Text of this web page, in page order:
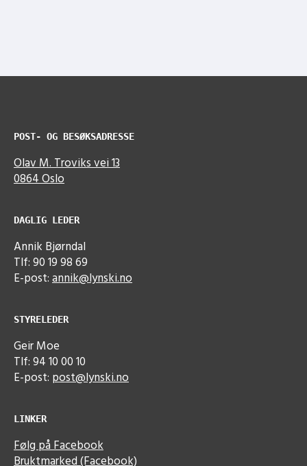
POST- OG BESØKSADRESSE
Olav M. Troviks vei 13
0864 Oslo
DAGLIG LEDER
Annik Bjørndal
Tlf: 90 19 98 69
E-post:annik@lynski.no
STYRELEDER
Geir Moe
Tlf: 94 10 00 10
E-post: post@lynski.no
LINKER
Følg på Facebook
Bruktmarked (Facebook)